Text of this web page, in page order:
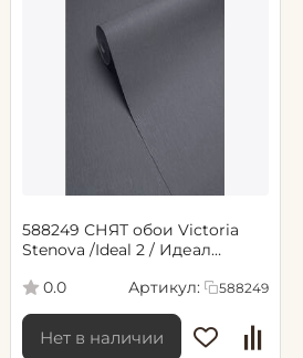
588249 СНЯТ обои Victoria
Stenova /Ideal 2 / Идеал
0.0
Артикул: 588249
Нет в наличии